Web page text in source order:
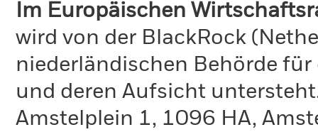
Im Europäischen
wird von der BlackRock
niederländischen Behörde
und deren Aufsicht
Amstelplein 1, 1096 HA,